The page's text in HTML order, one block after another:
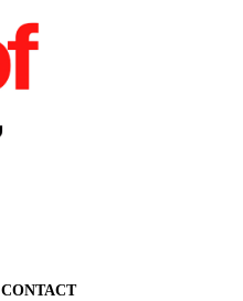
CONTACT